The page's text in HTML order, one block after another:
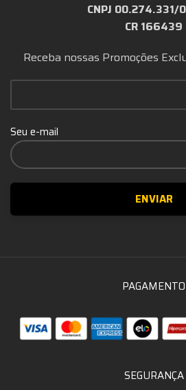
CNPJ 00.274.331/
CR 166439
Receba nossas Promoções
Seu e-mail
PAGAMENTO
SEGURANÇA